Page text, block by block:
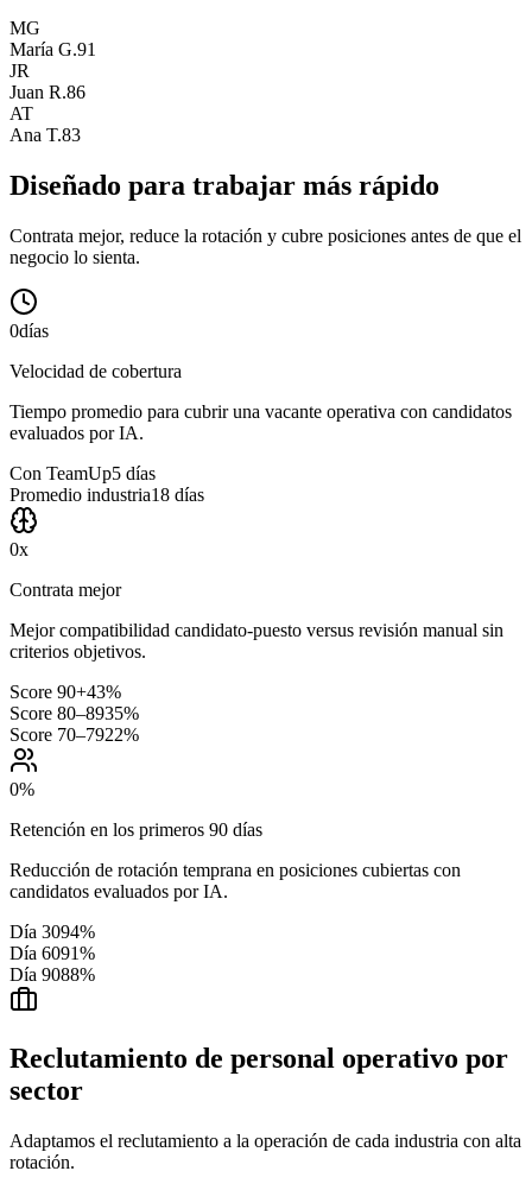
MG
María G.91
JR
Juan R.86
AT
Ana T.83
Diseñado para trabajar más rápido
Contrata mejor, reduce la rotación y cubre posiciones antes de que el
negocio lo sienta.
0días
Velocidad de cobertura
Tiempo promedio para cubrir una vacante operativa con candidatos
evaluados por IA.
Con TeamUp5 días
Promedio industria18 días
0x
Contrata mejor
Mejor compatibilidad candidato-puesto versus revisión manual sin
criterios objetivos.
Score 90+43%
Score 80–8935%
Score 70–7922%
0%
Retención en los primeros 90 días
Reducción de rotación temprana en posiciones cubiertas con
candidatos evaluados por IA.
Día 3094%
Día 6091%
Día 9088%
Reclutamiento de personal operativo por
sector
Adaptamos el reclutamiento a la operación de cada industria con alta
rotación.